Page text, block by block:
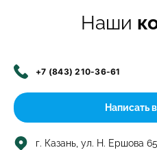
Наши
+7 (843) 210-36-61
Написать
г. Казань, ул. Н. Ершова